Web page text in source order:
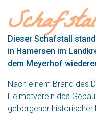
Dieser Schafstall
in Hamersen im
dem Meyerhof
Nach einem Brand des
Heimatverein das
geborgener historischer